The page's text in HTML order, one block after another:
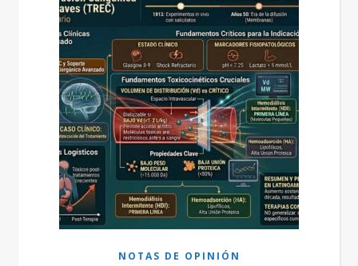
NOTAS DE OPINIÓN